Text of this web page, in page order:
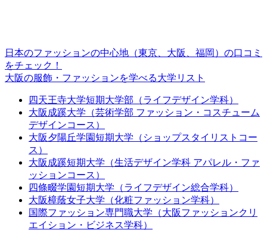
日本のファッションの中心地（東京、大阪、福岡）の口コミ
をチェック！
大阪の服飾・ファッションを学べる大学リスト
四天王寺大学短期大学部（ライフデザイン学科）
大阪成蹊大学（芸術学部 ファッション・コスチューム
デザインコース）
大阪夕陽丘学園短期大学（ショップスタイリストコー
ス）
大阪成蹊短期大学（生活デザイン学科 アパレル・ファ
ッションコース）
四條畷学園短期大学（ライフデザイン総合学科）
大阪樟蔭女子大学（化粧ファッション学科）
国際ファッション専門職大学（大阪ファッションクリ
エイション・ビジネス学科）